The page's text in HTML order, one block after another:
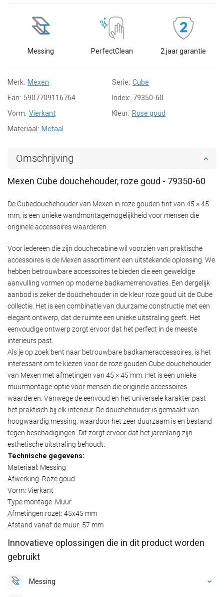
Messing PerfectClean 2 jaar garantie
Merk: Mexen Serie: Cube
Ean: 5907709116764 Index: 79350-60
Vorm: Vierkant Kleur: Rose goud
Materiaal: Metaal
Omschrijving
Mexen Cube douchehouder, roze goud - 79350-60
De Cubedouchehouder van Mexen in roze gouden tint van 45 × 45
mm, is een unieke wandmontagemogelijkheid voor mensen die
originele accessoires waarderen.
Voor iedereen die zijn douchecabine wil voorzien van praktische
accessoires is de Mexen assortiment een uitstekende oplossing. We
hebben betrouwbare accessoires te bieden die een geweldige
aanvulling vormen op moderne badkamerrenovaties. Een dergelijk
aanbod is zeker de douchehouder in de kleur roze goud uit de Cube
collectie. Het is een combinatie van duurzame constructie met een
elegant ontwerp, dat de ruimte een unieke uitstraling geeft. Het
eenvoudige ontwerp zorgt ervoor dat het perfect in de meeste
interieurs past.
Als je op zoek bent naar betrouwbare badkameraccessoires, is het
interessant om te kiezen voor de roze gouden Cube douchehouder
van Mexen met afmetingen van 45 × 45 mm. Het is een unieke
muurmontage-optie voor mensen die originele accessoires
waarderen. Vanwege de eenvoud en het universele karakter past
het praktisch bij elk interieur. De douchehouder is gemaakt van
hoogwaardig messing, waardoor het zeer duurzaam is en bestand
tegen beschadigingen. Dit zorgt ervoor dat het jarenlang zijn
esthetische uitstraling behoudt.
Technische gegevens:
Materiaal: Messing
Afwerking: Roze goud
Vorm: Vierkant
Type montage: Muur
Afmetingen rozet: 45x45 mm
Afstand vanaf de muur: 57 mm
Innovatieve oplossingen die in dit product worden
gebruikt
Messing